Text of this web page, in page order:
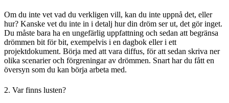
Om du inte vet vad du verkligen vill, kan du inte uppnå det, eller
hur? Kanske vet du inte in i detalj hur din dröm ser ut, det gör inget.
Du måste bara ha en ungefärlig uppfattning och sedan att begränsa
drömmen bit för bit, exempelvis i en dagbok eller i ett
projektdokument. Börja med att vara diffus, för att sedan skriva ner
olika scenarier och förgreningar av drömmen. Snart har du fått en
översyn som du kan börja arbeta med.
2. Var finns lusten?